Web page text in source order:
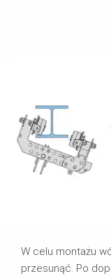
W celu montażu
przesunąć. Po